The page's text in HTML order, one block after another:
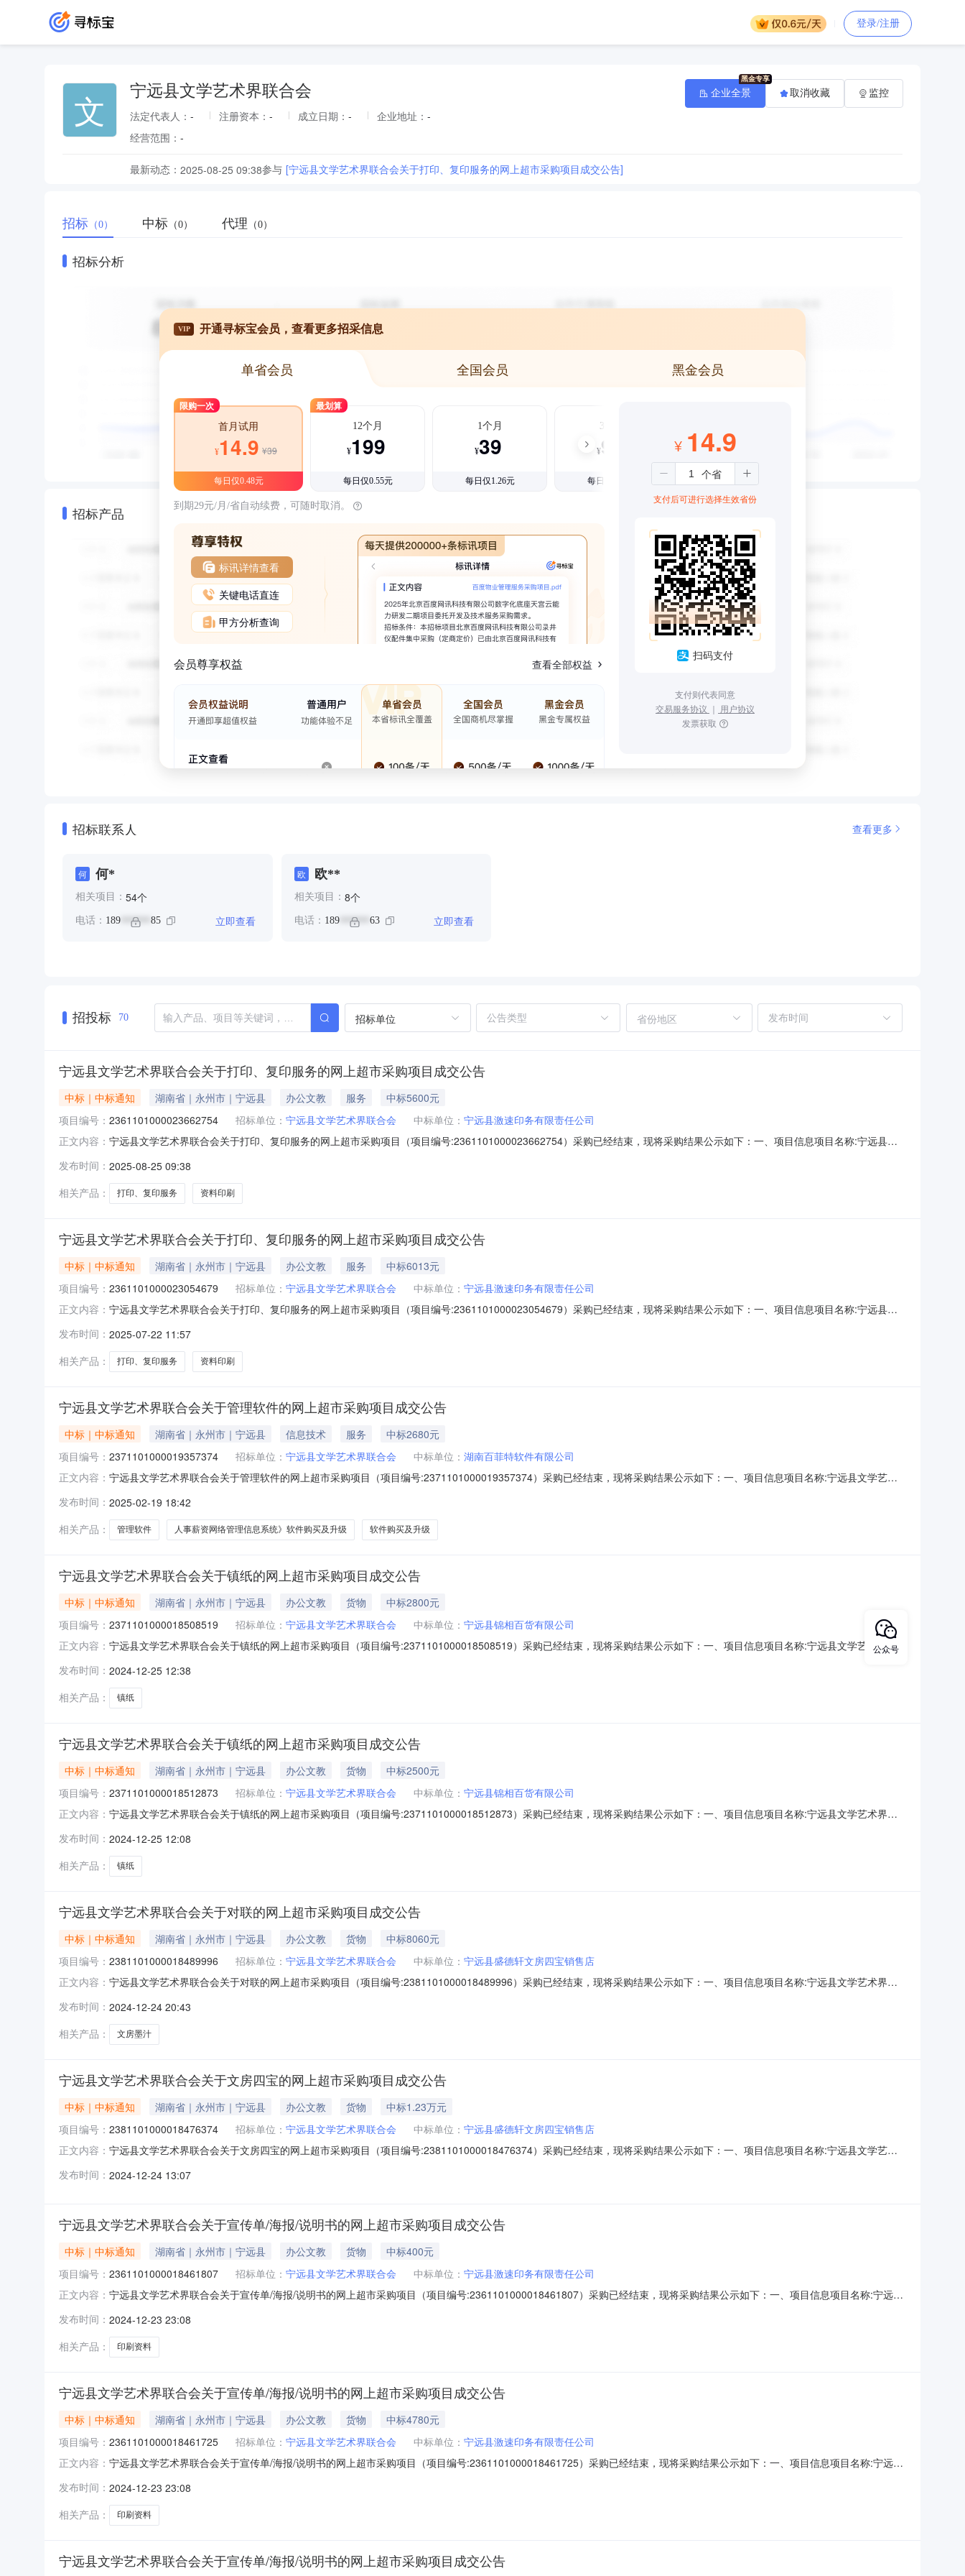
登录/注册
文 宁远县文学艺术界联合会
法定代表人： - 注册资本： - 成立日期： - 企业地址： -
经营范围： -
最新动态： 2025-08-25 09:38参与 [宁远县文学艺术界联合会关于打印、复印服务的网上超市采购项目成交公告]
企业全景 取消收藏 监控
招标 （0） 中标 （0） 代理 （0）
招标分析
招标产品
VIP 开通寻标宝会员，查看更多招采信息
单省会员 全国会员 黑金会员
限购一次
首月试用
¥14.9 ¥39
每日仅0.48元
最划算
12个月
¥199
每日仅0.55元
1个月
¥39
每日仅1.26元
3个月
¥99
每日仅1.08元
到期29元/月/省自动续费，可随时取消。
标讯详情查看
关键电话直连
甲方分析查询
会员尊享权益 查看全部权益
¥ 14.9
支付后可进行选择生效省份
扫码支付
支付则代表同意
交易服务协议 ｜ 用户协议
发票获取
招标联系人 查看更多
何 何*
相关项目： 54个
电话： 189 ****** 85 立即查看
欧 欧**
相关项目： 8个
电话： 189****** 63 立即查看
招投标 70 招标单位 省份地区
宁远县文学艺术界联合会关于打印、复印服务的网上超市采购项目成交公告
中标｜中标通知 湖南省｜永州市｜宁远县 办公文教 服务
中标5600元
项目编号： 2361101000023662754 招标单位： 宁远县文学艺术界联合会 中标单位： 宁远县激速印务有限责任公司
正文内容： 宁远县文学艺术界联合会关于打印、复印服务的网上超市采购项目（项目编号:2361101000023662754）采购已经结束，现将采购结果公示如下：一、项目信息项目名称:宁远县文
码:431126项目所在行政区划名称:湖南省永州市宁远县报价起止时间:-二、采购单位信息采购单位名称:宁远县文学艺术界联合会采购单位地址:宁远县政府采购单位联系
发布时间： 2025-08-25 09:38
相关产品：
打印、复印服务 资料印刷
宁远县文学艺术界联合会关于打印、复印服务的网上超市采购项目成交公告
中标｜中标通知 湖南省｜永州市｜宁远县 办公文教 服务
中标6013元
项目编号： 2361101000023054679 招标单位： 宁远县文学艺术界联合会 中标单位： 宁远县激速印务有限责任公司
正文内容： 宁远县文学艺术界联合会关于打印、复印服务的网上超市采购项目（项目编号:2361101000023054679）采购已经结束，现将采购结果公示如下：一、项目信息项目名称:宁远县文
码:431126项目所在行政区划名称:湖南省永州市宁远县报价起止时间:-二、采购单位信息采购单位名称:宁远县文学艺术界联合会采购单位地址:宁远县政府采购单位联系
发布时间： 2025-07-22 11:57
相关产品：
打印、复印服务 资料印刷
宁远县文学艺术界联合会关于管理软件的网上超市采购项目成交公告
中标｜中标通知 湖南省｜永州市｜宁远县 信息技术 服务
中标2680元
项目编号： 2371101000019357374 招标单位： 宁远县文学艺术界联合会 中标单位： 湖南百菲特软件有限公司
正文内容： 宁远县文学艺术界联合会关于管理软件的网上超市采购项目（项目编号:2371101000019357374）采购已经结束，现将采购结果公示如下：一、项目信息项目名称:宁远县文学艺术
在行政区划名称:湖南省永州市宁远县报价起止时间:-二、采购单位信息采购单位名称:宁远县文学艺术界联合会采购单位地址:宁远县政府采购单位联系人和联系方式
发布时间： 2025-02-19 18:42
相关产品：
管理软件 人事薪资网络管理信息系统》软件购买及升级 软件购买及升级
宁远县文学艺术界联合会关于镇纸的网上超市采购项目成交公告
中标｜中标通知 湖南省｜永州市｜宁远县 办公文教 货物
中标2800元
项目编号： 2371101000018508519 招标单位： 宁远县文学艺术界联合会 中标单位： 宁远县锦相百货有限公司
正文内容： 宁远县文学艺术界联合会关于镇纸的网上超市采购项目（项目编号:2371101000018508519）采购已经结束，现将采购结果公示如下：一、项目信息项目名称:宁远县文学艺术界联
划名称:湖南省永州市宁远县报价起止时间:-二、采购单位信息采购单位名称:宁远县文学艺术界联合会采购单位地址:宁远县政府采购单位联系人和联系方式:何庆:
发布时间： 2024-12-25 12:38
相关产品：
镇纸
宁远县文学艺术界联合会关于镇纸的网上超市采购项目成交公告
中标｜中标通知 湖南省｜永州市｜宁远县 办公文教 货物
中标2500元
项目编号： 2371101000018512873 招标单位： 宁远县文学艺术界联合会 中标单位： 宁远县锦相百货有限公司
正文内容： 宁远县文学艺术界联合会关于镇纸的网上超市采购项目（项目编号:2371101000018512873）采购已经结束，现将采购结果公示如下：一、项目信息项目名称:宁远县文学艺术界联
划名称:湖南省永州市宁远县报价起止时间:-二、采购单位信息采购单位名称:宁远县文学艺术界联合会采购单位地址:宁远县政府采购单位联系人和联系方式:何庆:
发布时间： 2024-12-25 12:08
相关产品：
镇纸
宁远县文学艺术界联合会关于对联的网上超市采购项目成交公告
中标｜中标通知 湖南省｜永州市｜宁远县 办公文教 货物
中标8060元
项目编号： 2381101000018489996 招标单位： 宁远县文学艺术界联合会 中标单位： 宁远县盛德轩文房四宝销售店
正文内容： 宁远县文学艺术界联合会关于对联的网上超市采购项目（项目编号:2381101000018489996）采购已经结束，现将采购结果公示如下：一、项目信息项目名称:宁远县文学艺术界联
划名称:湖南省永州市宁远县报价起止时间:-二、采购单位信息采购单位名称:宁远县文学艺术界联合会采购单位地址:宁远县政府采购单位联系人和联系方式:何庆:
发布时间： 2024-12-24 20:43
相关产品：
文房墨汁
宁远县文学艺术界联合会关于文房四宝的网上超市采购项目成交公告
中标｜中标通知 湖南省｜永州市｜宁远县 办公文教 货物
中标1.23万元
项目编号： 2381101000018476374 招标单位： 宁远县文学艺术界联合会 中标单位： 宁远县盛德轩文房四宝销售店
正文内容： 宁远县文学艺术界联合会关于文房四宝的网上超市采购项目（项目编号:2381101000018476374）采购已经结束，现将采购结果公示如下：一、项目信息项目名称:宁远县文学艺术
在行政区划名称:湖南省永州市宁远县报价起止时间:-二、采购单位信息采购单位名称:宁远县文学艺术界联合会采购单位地址:宁远县政府采购单位联系人和联系方式
发布时间： 2024-12-24 13:07
宁远县文学艺术界联合会关于宣传单/海报/说明书的网上超市采购项目成交公告
中标｜中标通知 湖南省｜永州市｜宁远县 办公文教 货物
中标400元
项目编号： 2361101000018461807 招标单位： 宁远县文学艺术界联合会 中标单位： 宁远县激速印务有限责任公司
正文内容： 宁远县文学艺术界联合会关于宣传单/海报/说明书的网上超市采购项目（项目编号:2361101000018461807）采购已经结束，现将采购结果公示如下：一、项目信息项目名称:宁远县
编码:431126项目所在行政区划名称:湖南省永州市宁远县报价起止时间:-二、采购单位信息采购单位名称:宁远县文学艺术界联合会采购单位地址:宁远县政府
发布时间： 2024-12-23 23:08
相关产品：
印刷资料
宁远县文学艺术界联合会关于宣传单/海报/说明书的网上超市采购项目成交公告
中标｜中标通知 湖南省｜永州市｜宁远县 办公文教 货物
中标4780元
项目编号： 2361101000018461725 招标单位： 宁远县文学艺术界联合会 中标单位： 宁远县激速印务有限责任公司
正文内容： 宁远县文学艺术界联合会关于宣传单/海报/说明书的网上超市采购项目（项目编号:2361101000018461725）采购已经结束，现将采购结果公示如下：一、项目信息项目名称:宁远县
编码:431126项目所在行政区划名称:湖南省永州市宁远县报价起止时间:-二、采购单位信息采购单位名称:宁远县文学艺术界联合会采购单位地址:宁远县政府
发布时间： 2024-12-23 23:08
相关产品：
印刷资料
宁远县文学艺术界联合会关于宣传单/海报/说明书的网上超市采购项目成交公告
公众号